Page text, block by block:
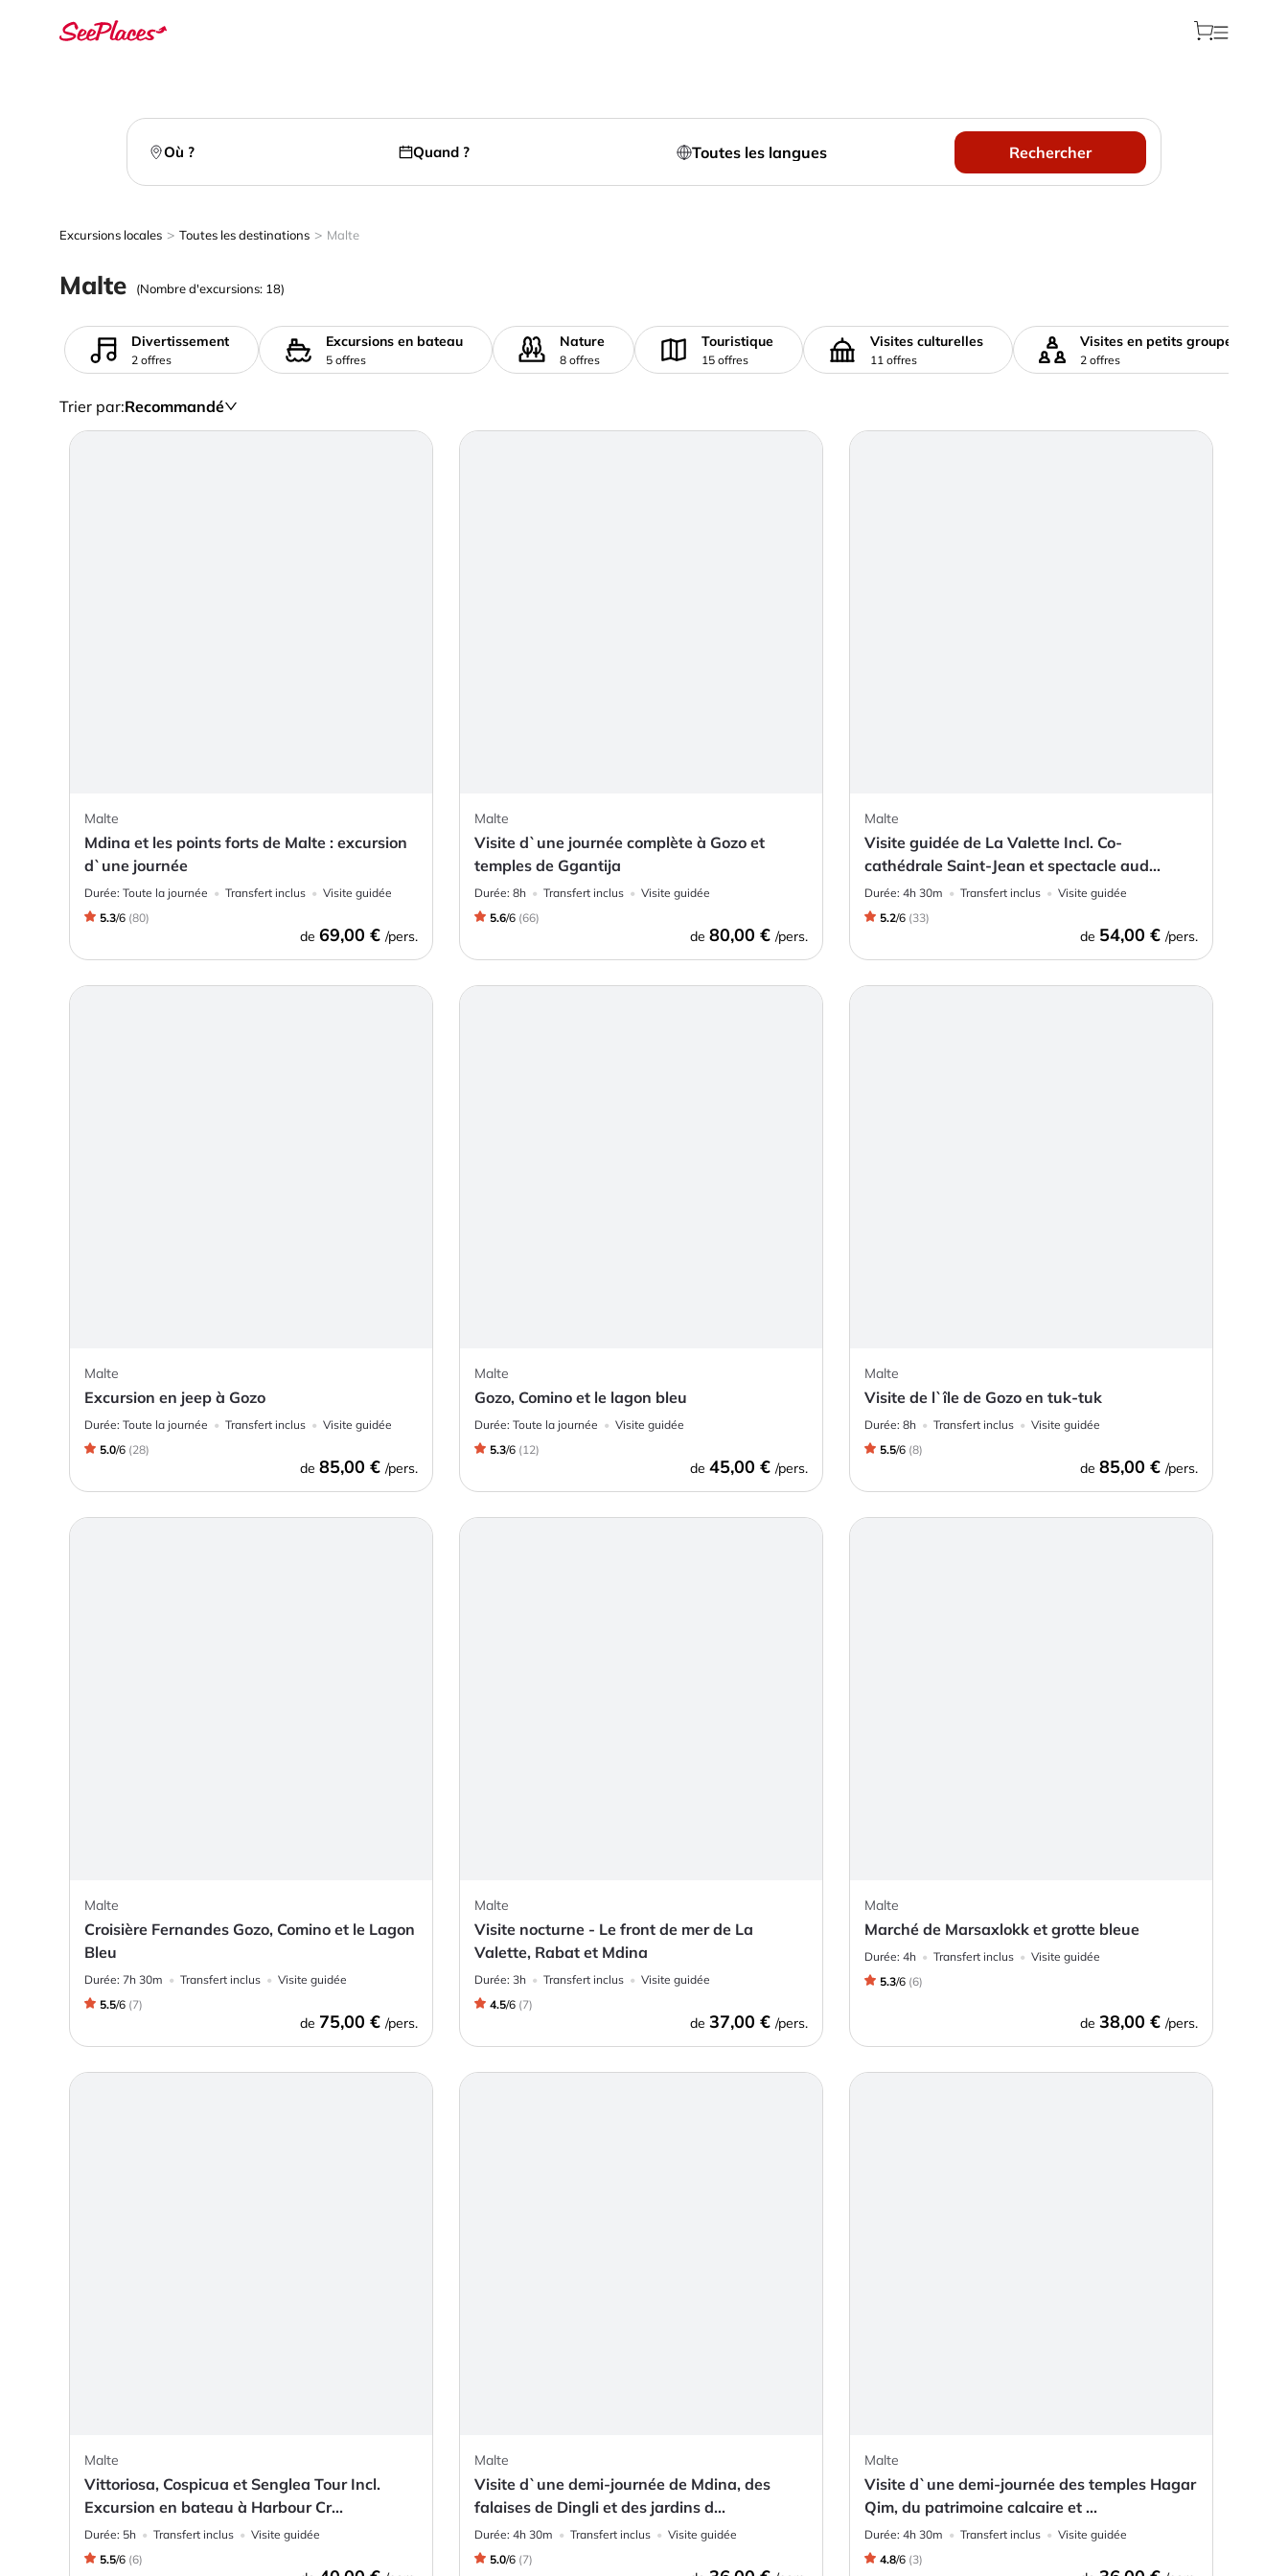
Où ? Quand ? Toutes les langues Rechercher
Excursions locales > Toutes les destinations > Malte
Malte (Nombre d'excursions: 18)
Divertissement
2 offres
Excursions en bateau
5 offres
Nature
8 offres
Touristique
15 offres
Visites culturelles
11 offres
Visites en petits groupes
2 offres
Trier par:Recommandé
Malte
Mdina et les points forts de Malte : excursion
d`une journée
Durée: Toute la journée Transfert inclus
Visite guidée
5.3/6 (80)
de69,00 € /pers.
Malte
Visite d`une journée complète à Gozo et
temples de Ggantija
Durée: 8h Transfert inclus
Visite guidée
5.6/6 (66)
de 80,00 € /pers.
Malte
Visite guidée de La Valette Incl. Co-
cathédrale Saint-Jean et spectacle aud...
Durée: 4h 30m Transfert inclus
Visite guidée
5.2/6 (33)
de 54,00 € /pers.
Malte
Excursion en jeep à Gozo
Durée: Toute la journée Transfert inclus
Visite guidée
5.0/6 (28)
de85,00 € /pers.
Malte
Gozo, Comino et le lagon bleu
Durée: Toute la journée
Visite guidée
5.3/6 (12)
de 45,00 € /pers.
Malte
Visite de l`île de Gozo en tuk-tuk
Durée: 8h Transfert inclus
Visite guidée
5.5/6 (8)
de 85,00 € /pers.
Malte
Croisière Fernandes Gozo, Comino et le Lagon
Bleu
Durée: 7h 30m Transfert inclus
Visite guidée
5.5/6 (7)
de 75,00 € /pers.
Malte
Visite nocturne - Le front de mer de La
Valette, Rabat et Mdina
Durée: 3h Transfert inclus
Visite guidée
4.5/6 (7)
de 37,00 € /pers.
Malte
Marché de Marsaxlokk et grotte bleue
Durée: 4h Transfert inclus
Visite guidée
5.3/6 (6)
de 38,00 € /pers.
Malte
Vittoriosa, Cospicua et Senglea Tour Incl.
Excursion en bateau à Harbour Cr...
Durée: 5h Transfert inclus
Visite guidée
5.5/6 (6)
Malte
Visite d`une demi-journée de Mdina, des
falaises de Dingli et des jardins d...
Durée: 4h 30m Transfert inclus
Visite guidée
5.0/6 (7)
Malte
Visite d`une demi-journée des temples Hagar
Qim, du patrimoine calcaire et ...
Durée: 4h 30m Transfert inclus
Visite guidée
4.8/6 (3)